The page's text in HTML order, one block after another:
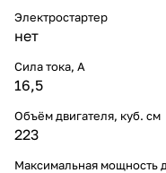
Электростартер
нет
Сила тока, А
16,5
Объём двигателя, куб. см
223
Максимальная мощность